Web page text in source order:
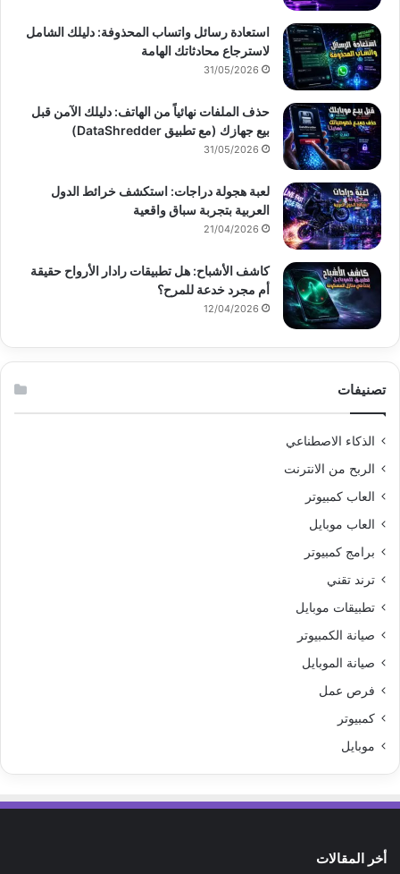
استعادة رسائل واتساب المحذوفة: دليلك الشامل
لاسترجاع محادثاتك الهامة
31/05/2026
حذف الملفات نهائياً من الهاتف: دليلك الآمن قبل
بيع جهازك (مع تطبيق DataShredder)
31/05/2026
لعبة هجولة دراجات: استكشف خرائط الدول
العربية بتجربة سباق واقعية
21/04/2026
كاشف الأشباح: هل تطبيقات رادار الأرواح حقيقة
أم مجرد خدعة للمرح؟
12/04/2026
تصنيفات
الذكاء الاصطناعي
الربح من الانترنت
العاب كمبيوتر
العاب موبايل
برامج كمبيوتر
ترند تقني
تطبيقات موبايل
صيانة الكمبيوتر
صيانة الموبايل
فرص عمل
كمبيوتر
موبايل
أخر المقالات